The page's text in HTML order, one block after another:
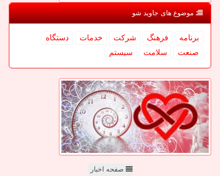
موضوع های جاوید شو
برنامه فرهنگ شركت خدمات
دستگاه
صنعت
سلامت سیستم
صفحه اخبار